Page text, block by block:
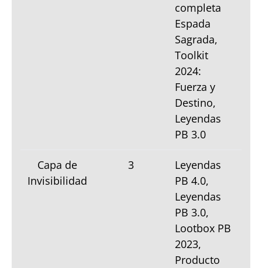
completa
Espada
Sagrada,
Toolkit
2024:
Fuerza y
Destino,
Leyendas
PB 3.0
Capa de
Invisibilidad
3
Leyendas
PB 4.0,
Leyendas
PB 3.0,
Lootbox PB
2023,
Producto